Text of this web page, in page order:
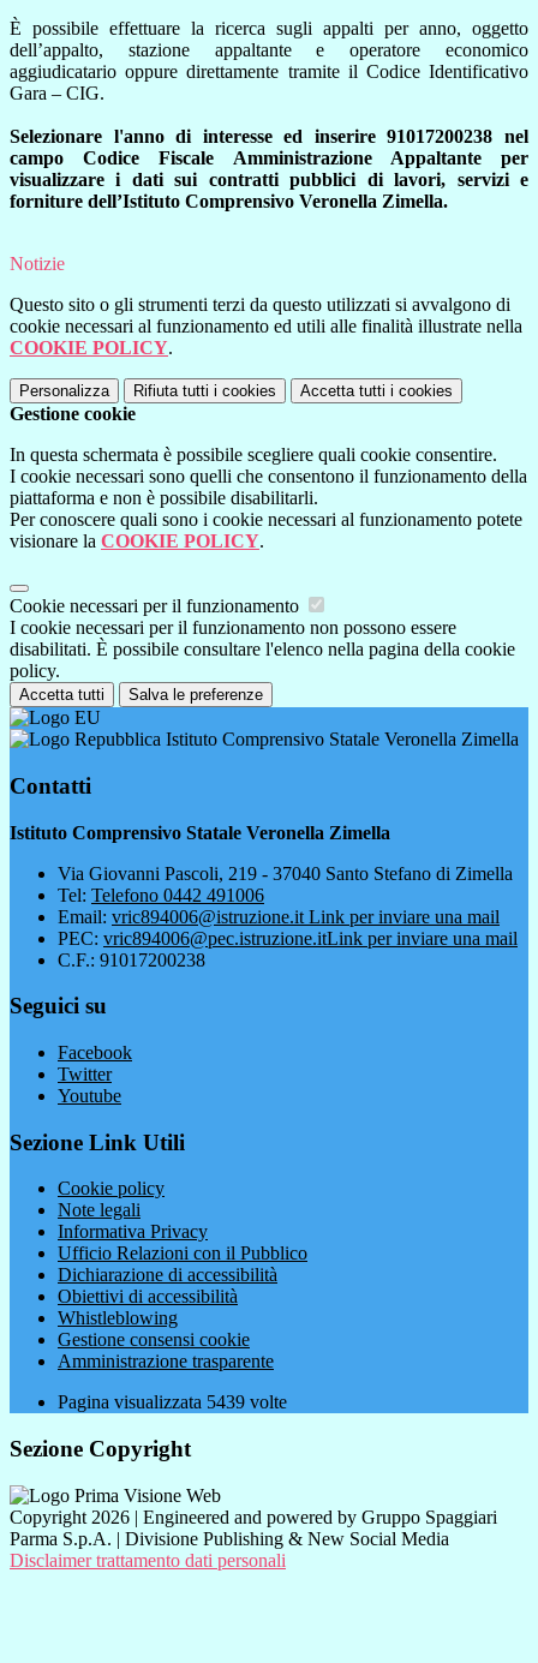
È possibile effettuare la ricerca sugli appalti per anno, oggetto
dell’appalto, stazione appaltante e operatore economico
aggiudicatario oppure direttamente tramite il Codice Identificativo
Gara – CIG.
Selezionare l'anno di interesse ed inserire 91017200238 nel
campo Codice Fiscale Amministrazione Appaltante per
visualizzare i dati sui contratti pubblici di lavori, servizi e
forniture dell’Istituto Comprensivo Veronella Zimella.
Notizie
Questo sito o gli strumenti terzi da questo utilizzati si avvalgono di
cookie necessari al funzionamento ed utili alle finalità illustrate nella
COOKIE POLICY.
Personalizza Rifiuta tutti i cookies Accetta tutti i cookies
Gestione cookie
In questa schermata è possibile scegliere quali cookie consentire.
I cookie necessari sono quelli che consentono il funzionamento della
piattaforma e non è possibile disabilitarli.
Per conoscere quali sono i cookie necessari al funzionamento potete
visionare la COOKIE POLICY.
Cookie necessari per il funzionamento
I cookie necessari per il funzionamento non possono essere
disabilitati. È possibile consultare l'elenco nella pagina della cookie
policy.
Accetta tutti Salva le preferenze
Istituto Comprensivo Statale Veronella Zimella
Contatti
Istituto Comprensivo Statale Veronella Zimella
Via Giovanni Pascoli, 219 - 37040 Santo Stefano di Zimella
Tel: Telefono 0442 491006
Email: vric894006@istruzione.it Link per inviare una mail
PEC: vric894006@pec.istruzione.itLink per inviare una mail
C.F.: 91017200238
Seguici su
Facebook
Twitter
Youtube
Sezione Link Utili
Cookie policy
Note legali
Informativa Privacy
Ufficio Relazioni con il Pubblico
Dichiarazione di accessibilità
Obiettivi di accessibilità
Whistleblowing
Gestione consensi cookie
Amministrazione trasparente
Pagina visualizzata 5439 volte
Sezione Copyright
Copyright 2026 | Engineered and powered by Gruppo Spaggiari
Parma S.p.A. | Divisione Publishing & New Social Media
Disclaimer trattamento dati personali